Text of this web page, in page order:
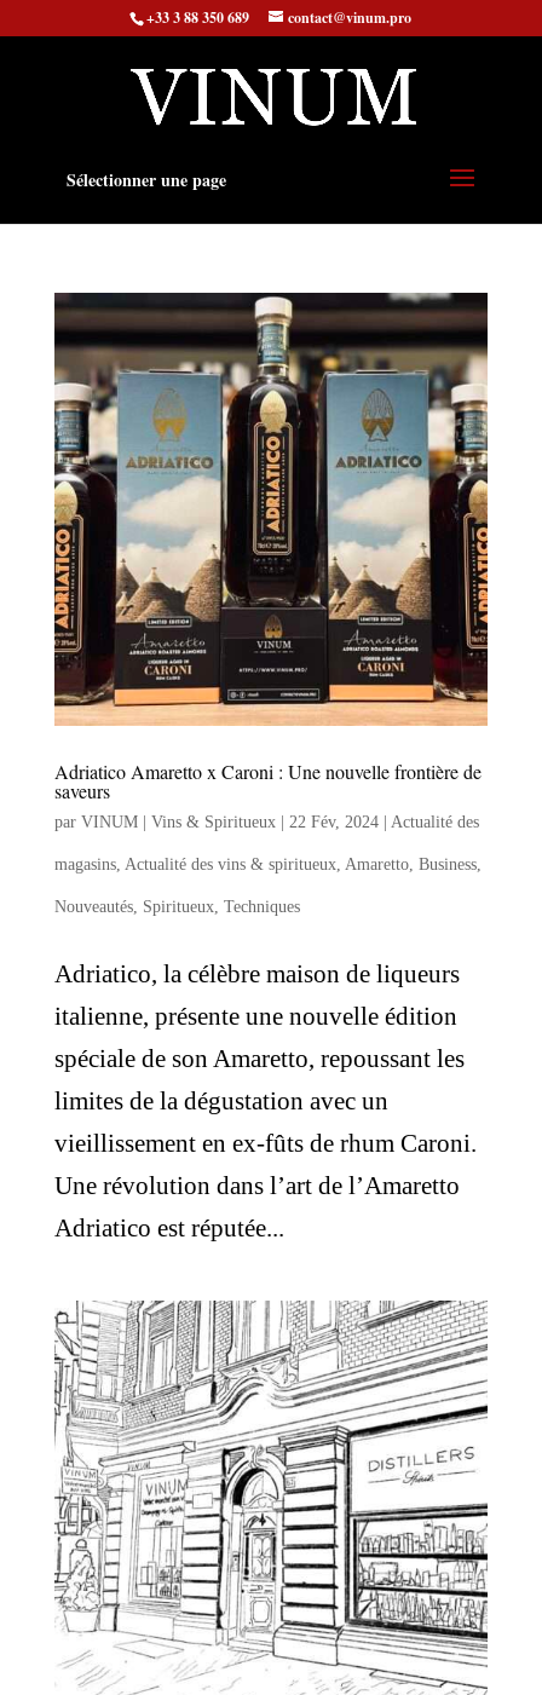
+33 3 88 350 689 contact@vinum.pro
Sélectionner une page
Adriatico Amaretto x Caroni : Une nouvelle frontière de
saveurs
par VINUM | Vins & Spiritueux| 22 Fév, 2024| Actualité des
magasins, Actualité des vins & spiritueux, Amaretto, Business,
Nouveautés, Spiritueux, Techniques
Adriatico, la célèbre maison de liqueurs
italienne, présente une nouvelle édition
spéciale de son Amaretto, repoussant les
limites de la dégustation avec un
vieillissement en ex-fûts de rhum Caroni.
Une révolution dans l’art de l’Amaretto
Adriatico est réputée...